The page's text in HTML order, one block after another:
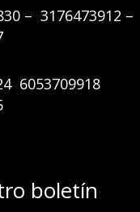
– 3176473912 –
6053709918
boletín